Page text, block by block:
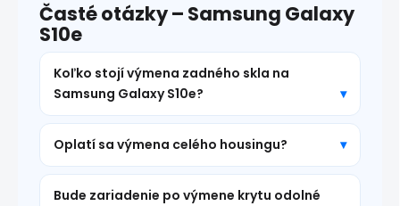
Časté otázky – Samsung Galaxy
S10e
Koľko stojí výmena zadného skla na
Samsung Galaxy S10e?
Oplatí sa výmena celého housingu?
Bude zariadenie po výmene krytu odolné